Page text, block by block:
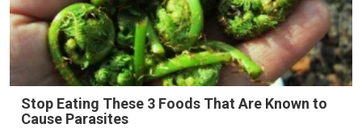
Stop Eating These 3 Foods That Are Known to
Cause Parasites